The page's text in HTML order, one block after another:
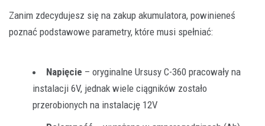
Zanim zdecydujesz się na zakup akumulatora, powinieneś
poznać podstawowe parametry, które musi spełniać:
Napięcie – oryginalne Ursusy C-360 pracowały na
instalacji 6V, jednak wiele ciągników zostało
przerobionych na instalację 12V